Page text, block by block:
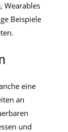
Wearables
Beispiele
eine
an
und